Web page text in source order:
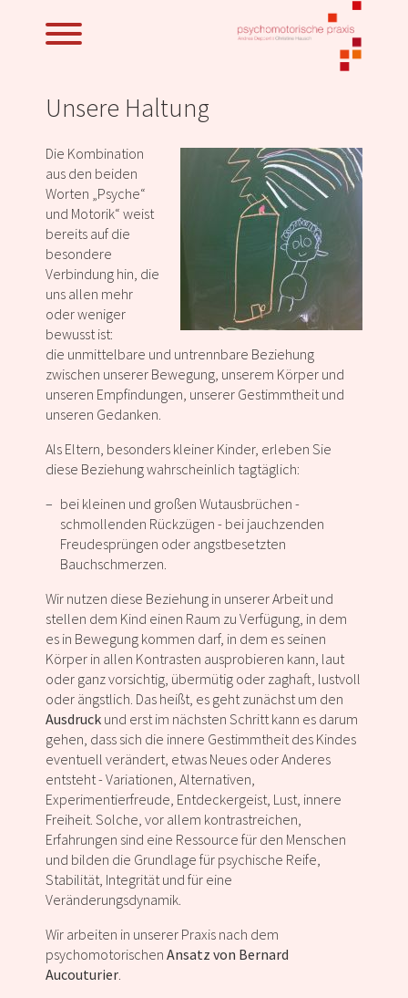
Unsere Haltung
Die Kombination
aus den beiden
Worten „Psyche“
und Motorik“ weist
bereits auf die
besondere
Verbindung hin, die
uns allen mehr
oder weniger
bewusst ist:
die unmittelbare und untrennbare Beziehung
zwischen unserer Bewegung, unserem Körper und
unseren Empfindungen, unserer Gestimmtheit und
unseren Gedanken.
Als Eltern, besonders kleiner Kinder, erleben Sie
diese Beziehung wahrscheinlich tagtäglich:
bei kleinen und großen Wutausbrüchen -
schmollenden Rückzügen - bei jauchzenden
Freudesprüngen oder angstbesetzten
Bauchschmerzen.
Wir nutzen diese Beziehung in unserer Arbeit und
stellen dem Kind einen Raum zu Verfügung, in dem
es in Bewegung kommen darf, in dem es seinen
Körper in allen Kontrasten ausprobieren kann, laut
oder ganz vorsichtig, übermütig oder zaghaft, lustvoll
oder ängstlich. Das heißt, es geht zunächst um den
Ausdruck und erst im nächsten Schritt kann es darum
gehen, dass sich die innere Gestimmtheit des Kindes
eventuell verändert, etwas Neues oder Anderes
entsteht - Variationen, Alternativen,
Experimentierfreude, Entdeckergeist, Lust, innere
Freiheit. Solche, vor allem kontrastreichen,
Erfahrungen sind eine Ressource für den Menschen
und bilden die Grundlage für psychische Reife,
Stabilität, Integrität und für eine
Veränderungsdynamik.
Wir arbeiten in unserer Praxis nach dem
psychomotorischen Ansatz von Bernard
Aucouturier